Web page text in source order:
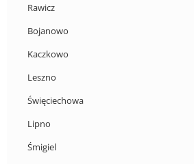
Rawicz
Bojanowo
Kaczkowo
Leszno
Święciechowa
Lipno
Śmigiel